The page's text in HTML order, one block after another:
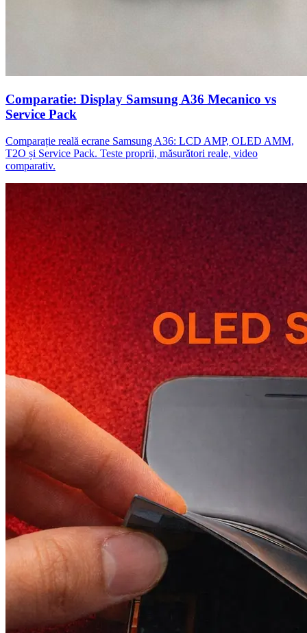
Comparatie: Display Samsung A36 Mecanico vs
Service Pack
Comparație reală ecrane Samsung A36: LCD AMP, OLED AMM,
T2O și Service Pack. Teste proprii, măsurători reale, video
comparativ.